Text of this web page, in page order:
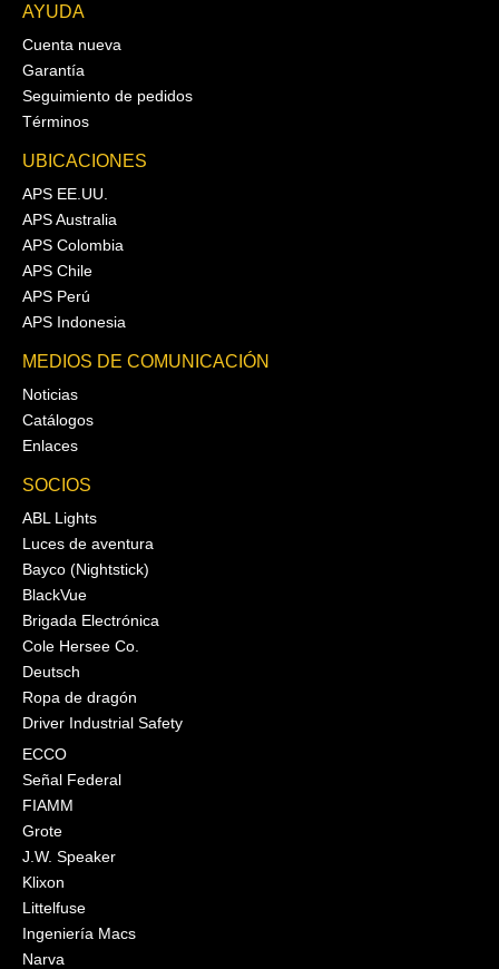
AYUDA
Cuenta nueva
Garantía
Seguimiento de pedidos
Términos
UBICACIONES
APS EE.UU.
APS Australia
APS Colombia
APS Chile
APS Perú
APS Indonesia
MEDIOS DE COMUNICACIÓN
Noticias
Catálogos
Enlaces
SOCIOS
ABL Lights
Luces de aventura
Bayco (Nightstick)
BlackVue
Brigada Electrónica
Cole Hersee Co.
Deutsch
Ropa de dragón
Driver Industrial Safety
ECCO
Señal Federal
FIAMM
Grote
J.W. Speaker
Klixon
Littelfuse
Ingeniería Macs
Narva